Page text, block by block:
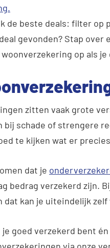
de beste deals: filter op
gevonden? Stap
op als je
zitten vaak grote
bij schade of strengere
te kijken wat er
dat je
bedrag verzekerd zijn.
dat kan je uiteindelijk
goed verzekerd bent